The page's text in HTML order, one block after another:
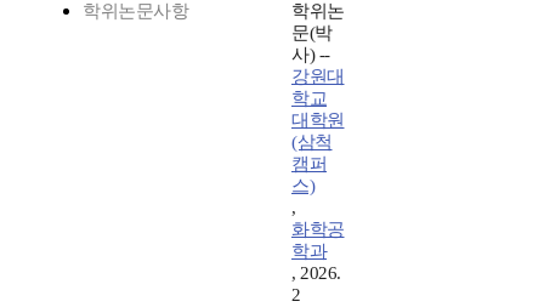
학위논문사항
학위논
문(박
사) --
강원대
학교
대학원
(삼척
캠퍼
스)
,
화학공
학과
, 2026.
2